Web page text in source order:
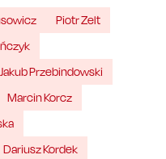
Piotr Zelt
Jakub Przebindowski
Marcin Korcz
Dariusz Kordek